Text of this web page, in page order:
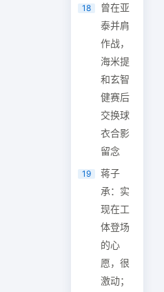
18
曾在亚
泰并肩
作战，
海米提
和玄智
健赛后
交换球
衣合影
留念
19
蒋子
承：实
现在工
体登场
的心
愿，很
激动；